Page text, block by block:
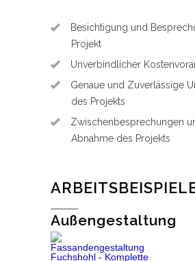
Besichtigung und
Projekt
Unverbindlicher
Genaue und Zuverlässige
des Projekts
Zwischenbesprechungen
Abnahme des Projekts
Außengestaltung